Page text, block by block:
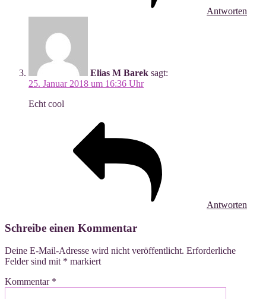
Antworten
Elias M Barek sagt:
25. Januar 2018 um 16:36 Uhr
Echt cool
Antworten
Schreibe einen Kommentar
Deine E-Mail-Adresse wird nicht veröffentlicht. Erforderliche
Felder sind mit * markiert
Kommentar *